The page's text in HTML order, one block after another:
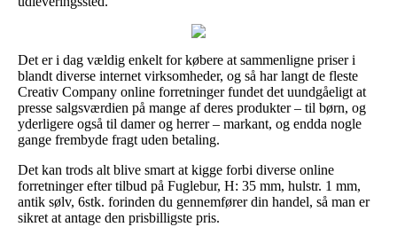
Det er i dag vældig enkelt for købere at sammenligne priser i
blandt diverse internet virksomheder, og så har langt de fleste
Creativ Company online forretninger fundet det uundgåeligt at
presse salgsværdien på mange af deres produkter – til børn, og
yderligere også til damer og herrer – markant, og endda nogle
gange frembyde fragt uden betaling.
Det kan trods alt blive smart at kigge forbi diverse online
forretninger efter tilbud på Fuglebur, H: 35 mm, hulstr. 1 mm,
antik sølv, 6stk. forinden du gennemfører din handel, så man er
sikret at antage den prisbilligste pris.